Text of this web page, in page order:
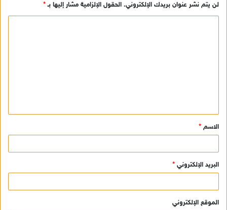
لن يتم نشر عنوان بريدك الإلكتروني. الحقول الإلزامية مشار إليها بـ*
ق
*
الاسم *
البريد الإلكتروني *
الموقع الإلكتروني